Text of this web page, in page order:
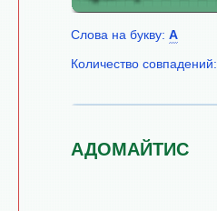
Слова на букву: А
Количество совпадений:
АДОМАЙТИС